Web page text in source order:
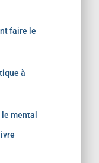
faire le
à
mental